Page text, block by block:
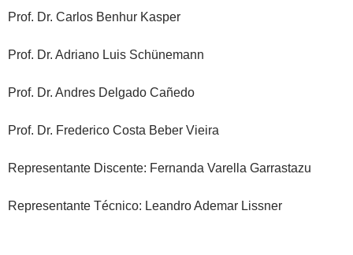
Prof. Dr. Carlos Benhur Kasper
Prof. Dr. Adriano Luis Schünemann
Prof. Dr. Andres Delgado Cañedo
Prof. Dr. Frederico Costa Beber Vieira
Representante Discente: Fernanda Varella Garrastazu
Representante Técnico: Leandro Ademar Lissner